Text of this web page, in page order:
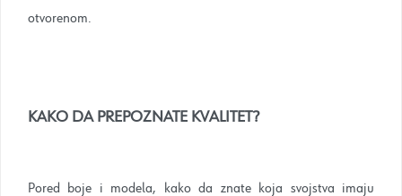
otvorenom.
KAKO DA PREPOZNATE KVALITET?
Pored boje i modela, kako da znate koja svojstva imaju